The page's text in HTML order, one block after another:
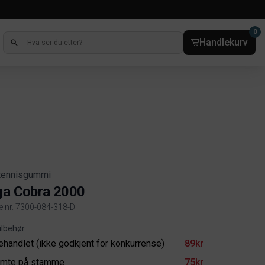
Handlekurv
0
Cobra 2000
7300-084-318-D
information
(ikke godkjent for konkurrense)
89kr
på stamme
75kr